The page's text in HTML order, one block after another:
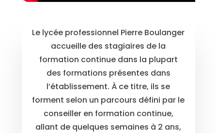
Le lycée professionnel Pierre Boulanger
accueille des stagiaires de la
formation continue dans la plupart
des formations présentes dans
l’établissement. À ce titre, ils se
forment selon un parcours défini par le
conseiller en formation continue,
allant de quelques semaines à 2 ans,